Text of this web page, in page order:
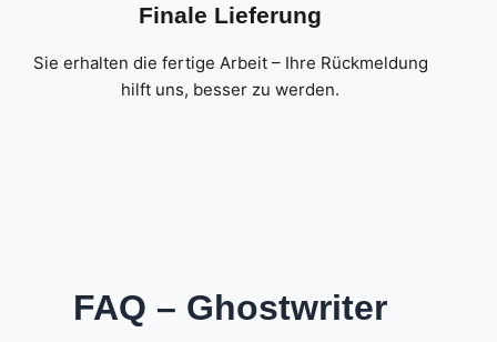
Finale Lieferung
Sie erhalten die fertige Arbeit – Ihre Rückmeldung
hilft uns, besser zu werden.
FAQ – Ghostwriter